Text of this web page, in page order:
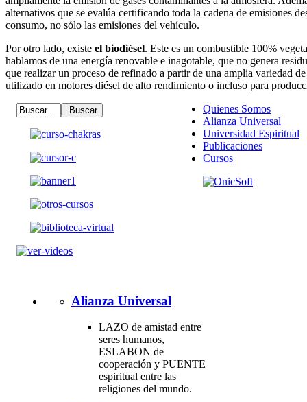
alternativos que se evalúa certificando toda la cadena de emisiones
consumo, no sólo las emisiones del vehículo.
Por otro lado, existe el biodiésel. Este es un combustible 100%
hablamos de una energía renovable e inagotable, que no genera
que realizar un proceso de refinado a partir de una amplia variedad de
utilizado en motores diésel de alto rendimiento o incluso para
Alianza Universal
LAZO de amistad entre
seres humanos,
ESLABON de
cooperación y PUENTE
espiritual entre las
religiones del mundo.
Quienes Somos
Alianza Universal
Universidad Espiritual
Publicaciones
Cursos